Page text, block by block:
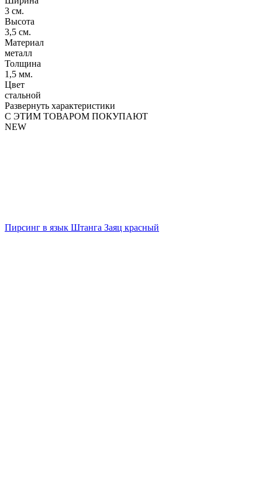
3 см.
Высота
3,5 см.
Материал
металл
Толщина
1,5 мм.
Цвет
стальной
Развернуть характеристики
С ЭТИМ ТОВАРОМ ПОКУПАЮТ
NEW
Пирсинг в язык Штанга Заяц красный